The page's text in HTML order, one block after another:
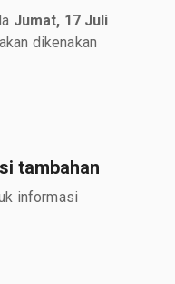
Jumat, 17 Juli
dikenakan
tambahan
informasi